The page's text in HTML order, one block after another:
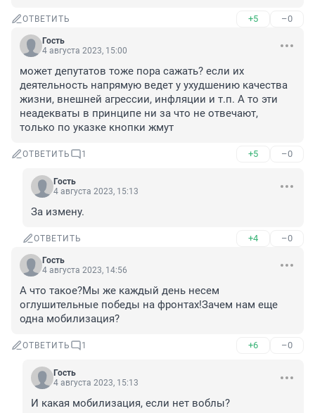
ОТВЕТИТЬ +5 –0
Гость
4 августа 2023, 15:00
может депутатов тоже пора сажать? если их
деятельность напрямую ведет у ухудшению качества
жизни, внешней агрессии, инфляции и т.п. А то эти
неадекваты в принципе ни за что не отвечают,
только по указке кнопки жмут
ОТВЕТИТЬ 1 +5 –0
Гость
4 августа 2023, 15:13
За измену.
ОТВЕТИТЬ +4 –0
Гость
4 августа 2023, 14:56
А что такое?Мы же каждый день несем
оглушительные победы на фронтах!Зачем нам еще
одна мобилизация?
ОТВЕТИТЬ 1 +6 –0
Гость
4 августа 2023, 15:13
И какая мобилизация, если нет воблы?